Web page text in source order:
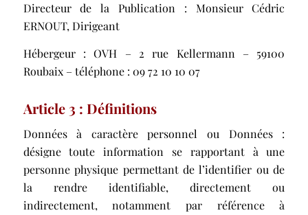
Directeur de la Publication : Monsieur Cédric
ERNOUT, Dirigeant
Hébergeur : OVH – 2 rue Kellermann – 59100
Roubaix – téléphone : 09 72 10 10 07
Article 3 : Définitions
Données à caractère personnel ou Données :
désigne toute information se rapportant à une
personne physique permettant de l’identifier ou de
la rendre identifiable, directement ou
indirectement, notamment par référence à